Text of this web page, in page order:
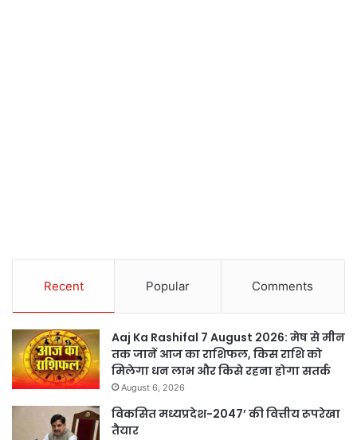
Recent Popular Comments
Aaj Ka Rashifal 7 August 2026: मेष से मीन
तक जानें आज का राशिफल, किस राशि को
मिलेगा धन लाभ और किसे रहना होगा सतर्क
August 6, 2026
विकसित मध्यप्रदेश-2047’ की वित्तीय रूपरेखा
तैयार